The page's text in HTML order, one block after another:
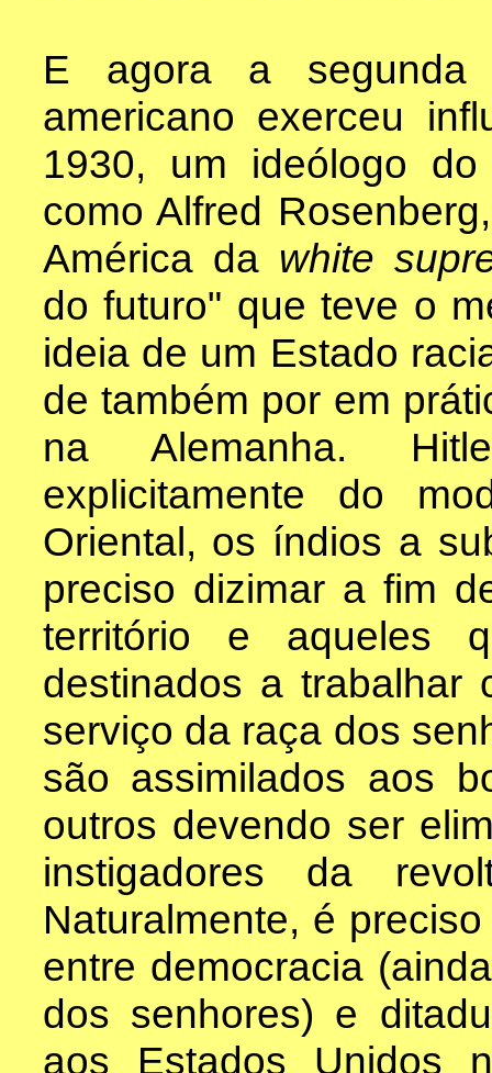
E agora a segunda
americano exerceu
1930, um ideólogo
como Alfred
América da white
do futuro" que teve o
ideia de um Estado
de também por em
na Alemanha.
explicitamente do
Oriental, os índios a
preciso dizimar a fim
território e aqueles
destinados a trabalhar
serviço da raça dos
são assimilados aos
outros devendo ser
instigadores da
Naturalmente, é
entre democracia
dos senhores) e
aos Estados Unidos